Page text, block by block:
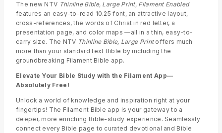
The new NTV Thinline Bible, Large Print, Filament Enabled
features an easy-to-read 10.25 font, an attractive layout,
cross-references, the words of Christ in red letter, a
presentation page, and color maps —all in a thin, easy-to-
carry size. The NTV Thinline Bible, Large Printoffers much
more than your standard text Bible by including the
groundbreaking Filament Bible app.
Elevate Your Bible Study with the Filament App—
Absolutely Free!
Unlock a world of knowledge and inspiration right at your
fingertips! The Filament Bible app is your gateway to a
deeper, more enriching Bible-study experience. Seamlessly
connect every Bible page to curated devotional and Bible